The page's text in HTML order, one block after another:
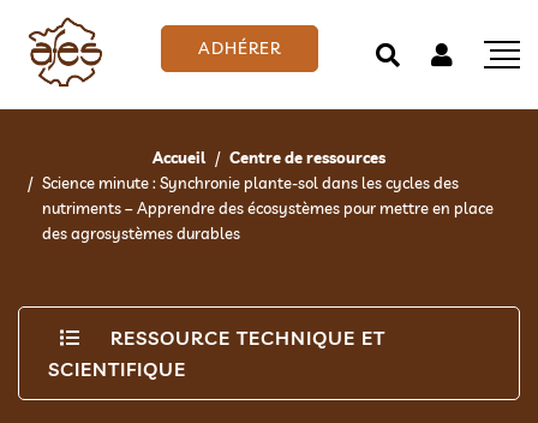
ADHÉRER
Accueil
Centre de ressources
Science minute : Synchronie plante-sol dans les cycles des
nutriments – Apprendre des écosystèmes pour mettre en place
des agrosystèmes durables
RESSOURCE TECHNIQUE ET
SCIENTIFIQUE